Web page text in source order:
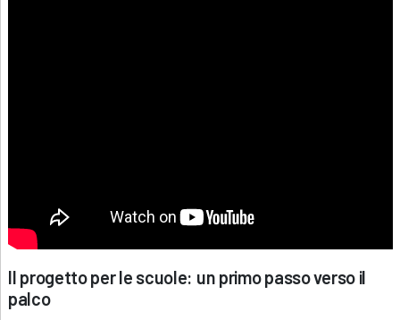
Il progetto per le scuole: un primo passo verso il
palco